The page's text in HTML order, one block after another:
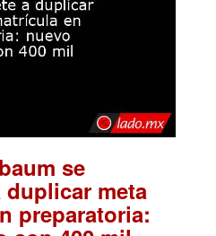
se
meta
preparatoria: